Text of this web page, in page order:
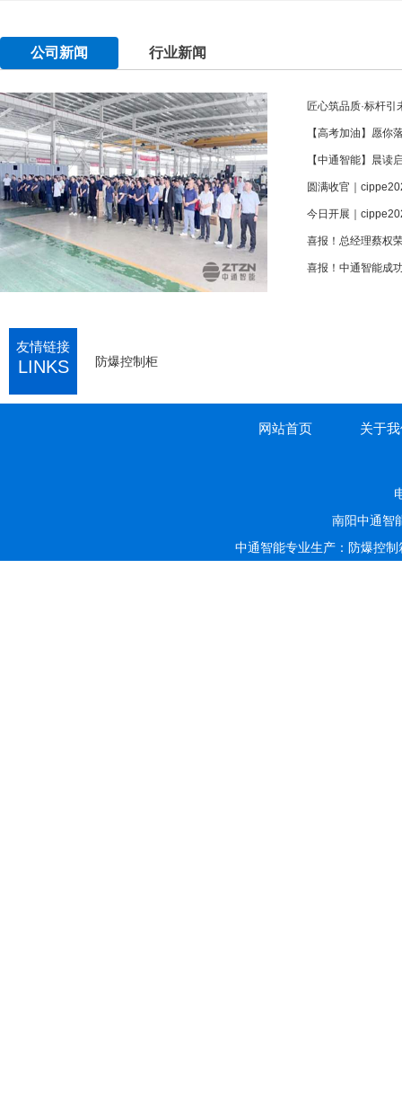
公司新闻 行业新闻
匠心筑品质·标杆引
【高考加油】愿你
【中通智能】晨读
圆满收官｜
今日开展｜
喜报！中通智能成
友情链接
LINKS 防爆控制柜
网站首页 关于
南阳中通智
中通智能专业生产：防爆控